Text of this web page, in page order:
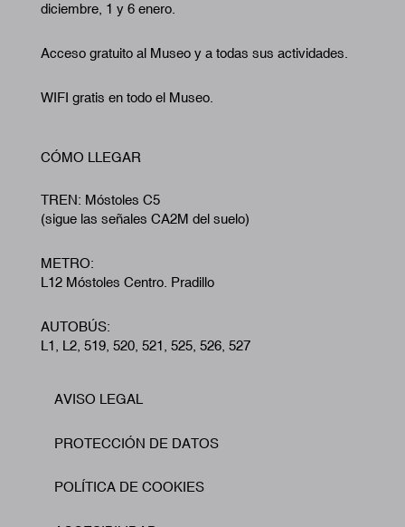
diciembre, 1 y 6 enero.
Acceso gratuito al Museo y a todas sus actividades.
WIFI gratis en todo el Museo.
CÓMO LLEGAR
TREN: Móstoles C5
(sigue las señales CA2M del suelo)
METRO:
L12 Móstoles Centro. Pradillo
AUTOBÚS:
L1, L2, 519, 520, 521, 525, 526, 527
Footer
AVISO LEGAL
PROTECCIÓN DE DATOS
POLÍTICA DE COOKIES